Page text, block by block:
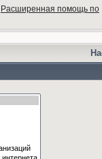
Расширенная помощь по